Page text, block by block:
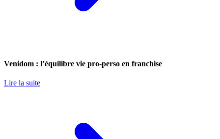
Venidom : l’équilibre vie pro-perso en franchise
Lire la suite